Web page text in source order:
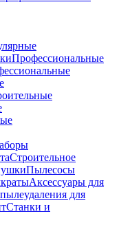
Профессиональные
Строительное
Пылесосы
Аксессуары для
для
Станки и